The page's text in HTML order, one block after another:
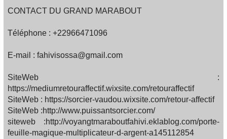
CONTACT DU GRAND MARABOUT
Téléphone : +22966471096
E-mail : fahivisossa@gmail.com
SiteWeb :
https://mediumretouraffectif.wixsite.com/retouraffectif
SiteWeb : https://sorcier-vaudou.wixsite.com/retour-affectif
SiteWeb :http://www.puissantsorcier.com/
siteweb :http://voyangtmaraboutfahivi.eklablog.com/porte-
feuille-magique-multiplicateur-d-argent-a145112854